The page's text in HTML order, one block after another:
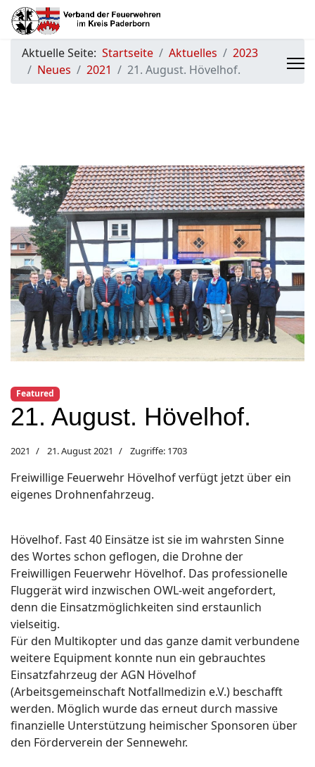
Aktuelle Seite: Startseite Aktuelles
2023
Neues
2021 21. August. Hövelhof.
Previous Next
Featured
21. August. Hövelhof.
2021 21. August 2021 Zugriffe: 1703
Freiwillige Feuerwehr Hövelhof verfügt jetzt über ein
eigenes Drohnenfahrzeug.
Hövelhof. Fast 40 Einsätze ist sie im wahrsten Sinne
des Wortes schon geflogen, die Drohne der
Freiwilligen Feuerwehr Hövelhof. Das professionelle
Fluggerät wird inzwischen OWL-weit angefordert,
denn die Einsatzmöglichkeiten sind erstaunlich
vielseitig.
Für den Multikopter und das ganze damit verbundene
weitere Equipment konnte nun ein gebrauchtes
Einsatzfahrzeug der AGN Hövelhof
(Arbeitsgemeinschaft Notfallmedizin e.V.) beschafft
werden. Möglich wurde das erneut durch massive
finanzielle Unterstützung heimischer Sponsoren über
den Förderverein der Sennewehr.